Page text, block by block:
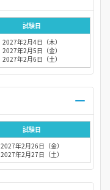
試験日
2027年2月4日（木）
2027年2月5日（金）
2027年2月6日（土）
試験日
2027年2月26日（金）
2027年2月27日（土）